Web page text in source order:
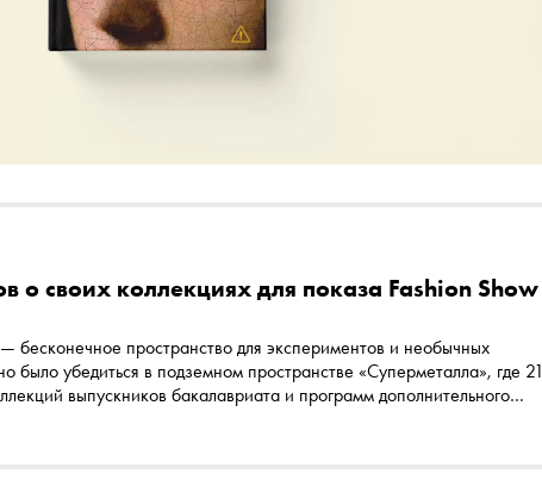
о своих коллекциях для показа Fashion Show
бесконечное пространство для экспериментов и необычных
было убедиться в подземном пространстве «Суперметалла», где 21
выпускников бакалавриата и программ дополнительного